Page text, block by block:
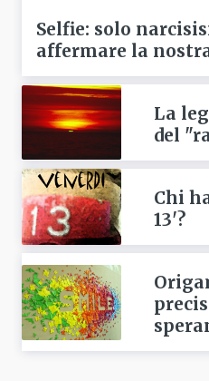
Selfie: solo
affermare la
La
del
Chi
13'?